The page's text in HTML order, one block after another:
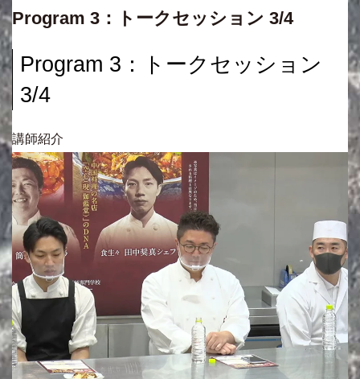
Program 3：トークセッション 3/4
Program 3：トークセッション
3/4
講師紹介